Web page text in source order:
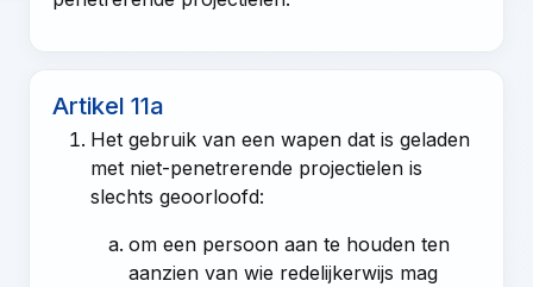
Artikel 11a
Het gebruik van een wapen dat is geladen
met niet-penetrerende projectielen is
slechts geoorloofd:
om een persoon aan te houden ten
aanzien van wie redelijkerwijs mag